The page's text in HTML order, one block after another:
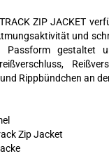
ZIP JACKET
und
Passform gestaltet
Rippbündchen an
Zip Jacket